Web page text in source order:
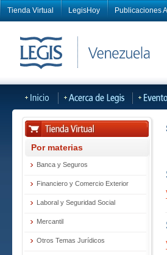
Tienda Virtual LegisHoy Publicaciones
Por materias
Banca y Seguros
Financiero y Comercio Exterior
Laboral y Seguridad Social
Mercantil
Otros Temas Jurídicos